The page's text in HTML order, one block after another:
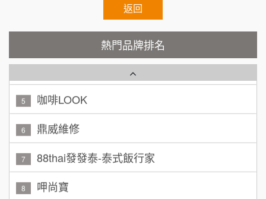
返回
熱門品牌排名
秉宏小米甜甜圈
4 潮鍋癮
5 咖啡LOOK
6 鼎威維修
7 88thai發發泰-泰式飯行家
8 呷尚寶
加盟預算
黃 先生/小姐
加盟預算 100萬~150萬
林 先生/小姐 屏東縣
加盟預算